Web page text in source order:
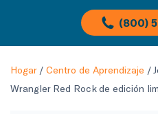
(800)
Hogar/ Centro de Aprendizaje /
Wrangler Red Rock de edición